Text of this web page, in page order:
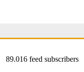
89.016 feed subscribers